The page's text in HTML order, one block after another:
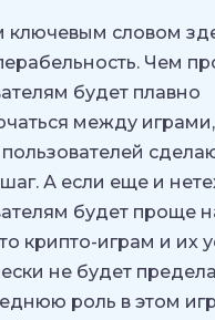
словом
Чем
будет плавно
между
А если еще и
будет проще
крипто-играм и их
не будет
роль в этом